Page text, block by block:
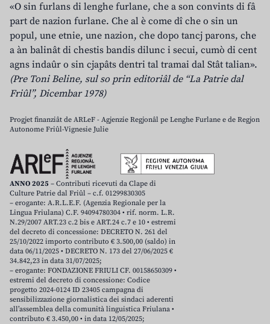
«O sin furlans di lenghe furlane, che a son convints di fâ
part de nazion furlane. Che al è come dî che o sin un
popul, une etnie, une nazion, che dopo tancj parons, che
a àn balinât di chestis bandis dilunc i secui, cumò di cent
agns indaûr o sin cjapâts dentri tal tramai dal Stât talian».
(Pre Toni Beline, sul so prin editoriâl de “La Patrie dal
Friûl”, Dicembar 1978)
Progjet finanziât de ARLeF - Agjenzie Regjonâl pe Lenghe Furlane e de Regjon
Autonome Friûl-Vignesie Julie
ANNO 2025 – Contributi ricevuti da Clape di
Culture Patrie dal Friûl – c.f. 01299830305
– erogante: A.R.L.E.F. (Agenzia Regionale per la
Lingua Friulana) C.F. 94094780304 • rif. norm. L.R.
N.29/2007 ART.23 c.2 bis e ART.24 c.7 e 10 • estremi
del decreto di concessione: DECRETO N. 261 del
25/10/2022 importo contributo € 3.500,00 (saldo) in
data 06/11/2025 • DECRETO N. 173 del 27/06/2025 €
34.842,23 in data 31/07/2025;
– erogante: FONDAZIONE FRIULI CF. 00158650309 •
estremi del decreto di concessione: Codice
progetto 2024-0124 ID 23405 campagna di
sensibilizzazione giornalistica dei sindaci aderenti
all’assemblea della comunità linguistica Friulana •
contributo € 3.450,00 • in data 12/05/2025;